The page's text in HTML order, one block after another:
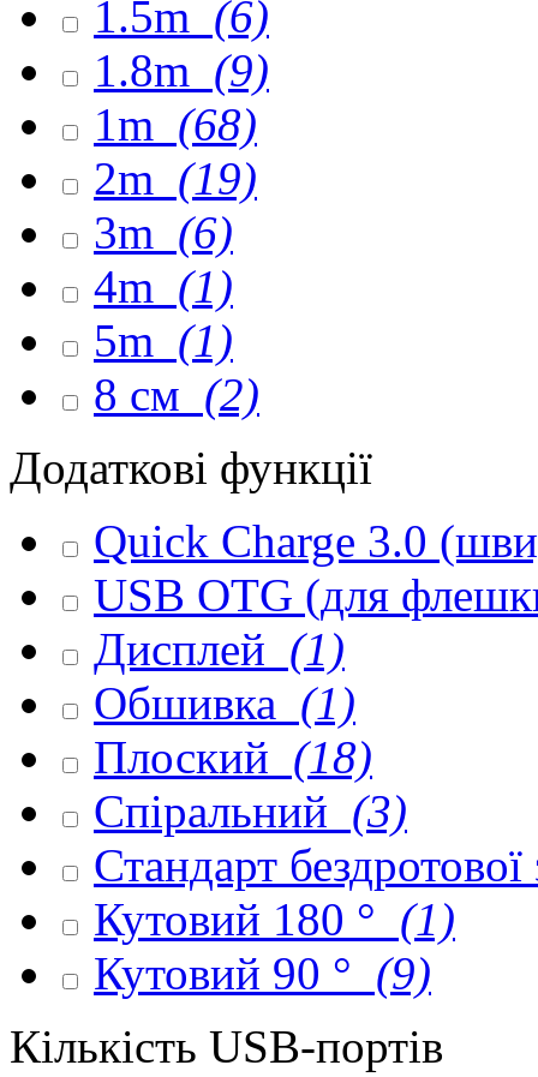
1.5m (6)
1.8m (9)
1m (68)
2m (19)
3m (6)
4m (1)
5m (1)
8 см (2)
Додаткові функції
Quick Charge 3.0
USB OTG (для
Дисплей (1)
Обшивка (1)
Плоский (18)
Спіральний (3)
Стандарт
Кутовий 180 ° (1)
Кутовий 90 ° (9)
Кількість USB-портів